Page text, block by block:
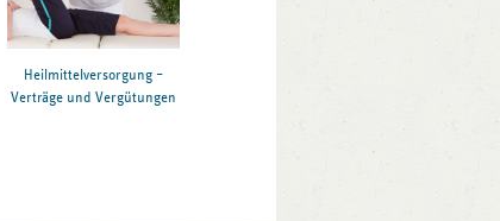
Heilmittelversorgung –
Verträge und Vergütungen